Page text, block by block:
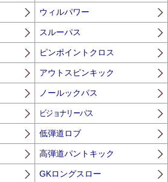
ウィルパワー
スルーパス
ピンポイントクロス
アウトスピンキック
ノールックパス
ビジョナリーパス
低弾道ロブ
高弾道パントキック
GKロングスロー